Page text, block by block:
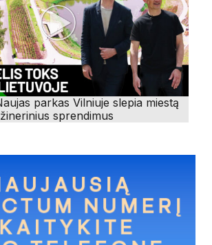
parkas Vilniuje slepia miestą
sprendimus